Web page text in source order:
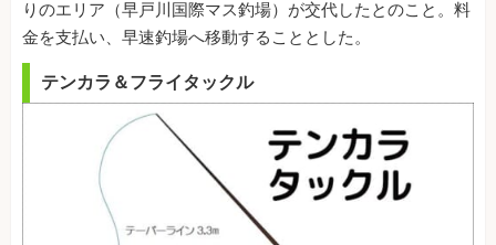
りのエリア（早戸川国際マス釣場）が交代したとのこと。料
金を支払い、早速釣場へ移動することとした。
テンカラ＆フライタックル